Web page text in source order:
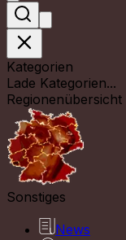
Kategorien
Lade Kategorien...
Regionenübersicht
Sonstiges
News